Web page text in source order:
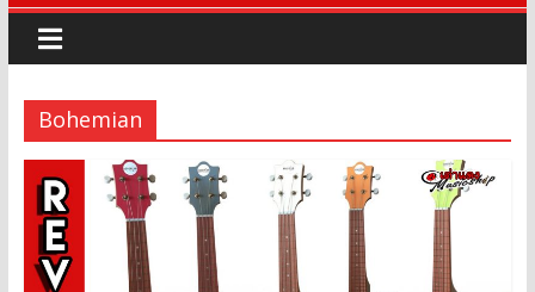
Bohemian